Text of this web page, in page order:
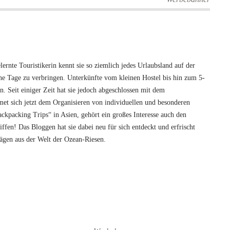
Touristikerin kennt sie so ziemlich jedes Urlaubsland auf der
Tage zu verbringen. Unterkünfte vom kleinen Hostel bis hin zum 5-
Seit einiger Zeit hat sie jedoch abgeschlossen mit dem
sich jetzt dem Organisieren von individuellen und besonderen
Trips“ in Asien, gehört ein großes Interesse auch den
Das Bloggen hat sie dabei neu für sich entdeckt und erfrischt
aus der Welt der Ozean-Riesen.